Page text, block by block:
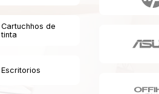
Cartuchhos de
tinta
Escritorios